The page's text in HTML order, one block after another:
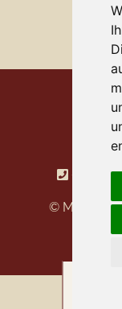
+43 664
© Made by